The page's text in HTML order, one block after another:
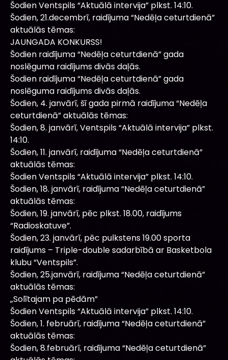
Šodien Ventspils “Aktuālā intervija” plkst. 14:10.
Šodien, 21.decembrī, raidījuma “Nedēļa ceturtdienā”
aktuālās tēmas:
JAUNGADA KONKURSS!
Šodien raidījuma “Nedēļa ceturtdienā” gada
noslēguma raidījums divās daļās.
Šodien raidījuma “Nedēļa ceturtdienā” gada
noslēguma raidījums divās daļās.
Šodien, 4. janvārī, šī gada pirmā raidījuma “Nedēļa
ceturtdienā” aktuālās tēmas:
Šodien, 8. janvārī, Ventspils “Aktuālā intervija” plkst.
14:10.
Šodien, 11. janvārī, raidījuma “Nedēļa ceturtdienā”
aktuālās tēmas:
Šodien Ventspils “Aktuālā intervija” plkst. 14:10.
Šodien, 18. janvārī, raidījuma “Nedēļa ceturtdienā”
aktuālās tēmas:
Šodien, 19. janvārī, pēc plkst. 18.00, raidījums
“Radioskatuve”.
Šodien, 23. janvārī, pēc pulkstens 19.00 sporta
raidījums – Triple-double sadarbībā ar Basketbola
klubu “Ventspils”.
Šodien, 25.janvārī, raidījuma “Nedēļa ceturtdienā”
aktuālās tēmas:
„Solītajam pa pēdām”
Šodien Ventspils “Aktuālā intervija” plkst. 14:10.
Šodien, 1. februārī, raidījuma “Nedēļa ceturtdienā”
aktuālās tēmas:
Šodien, 8.februārī, raidījuma “Nedēļa ceturtdienā”